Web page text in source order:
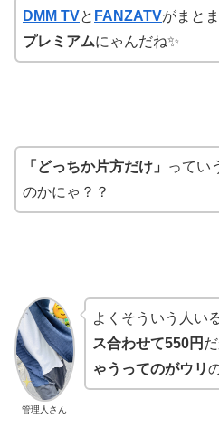
DMM TVと FANZATVがまと
プレミアムにゃんだね✨
「どっちか片方だけ」
ってい
のかにゃ？？
管理人さん
よくそういう人い
ス合わせて550円
ゃうってのがウリ